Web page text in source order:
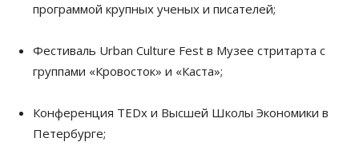
программой крупных ученых и писателей;
Фестиваль Urban Culture Fest в Музее стритарта с
группами «Кровосток» и «Каста»;
Конференция TEDx и Высшей Школы Экономики в
Петербурге;